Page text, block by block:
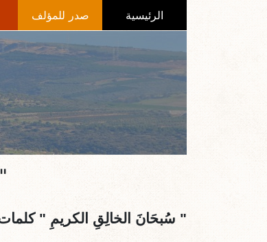
الرئيسية صدر للمؤلف
" سُبحَانَ الخالِقِ الكريمِ " كلمات